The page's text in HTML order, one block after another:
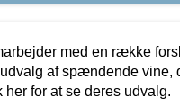
med en række
af spændende vine,
for at se deres udvalg.